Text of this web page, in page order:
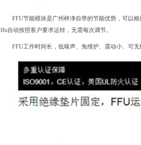
FFU节能模块是广州梓净自带的节能优势，可以
ffu自动按照客户要求运转，无需每次调节。
FFU工作时间长，低噪声、免维护、震动小、可无